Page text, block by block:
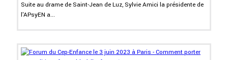
Suite au drame de Saint-Jean de Luz, Sylvie Amici la présidente de
l'APsyEN a...